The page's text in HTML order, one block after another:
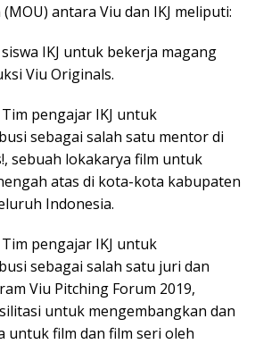
antara Viu dan IKJ meliputi:
IKJ untuk bekerja magang
Viu Originals.
pengajar IKJ untuk
sebagai salah satu mentor di
sebuah lokakarya film untuk
atas di kota-kota kabupaten
Indonesia.
pengajar IKJ untuk
sebagai salah satu juri dan
Viu Pitching Forum 2019,
untuk mengembangkan dan
untuk film dan film seri oleh